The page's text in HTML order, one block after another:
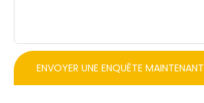
ENVOYER UNE ENQUÊTE MAINTENANT